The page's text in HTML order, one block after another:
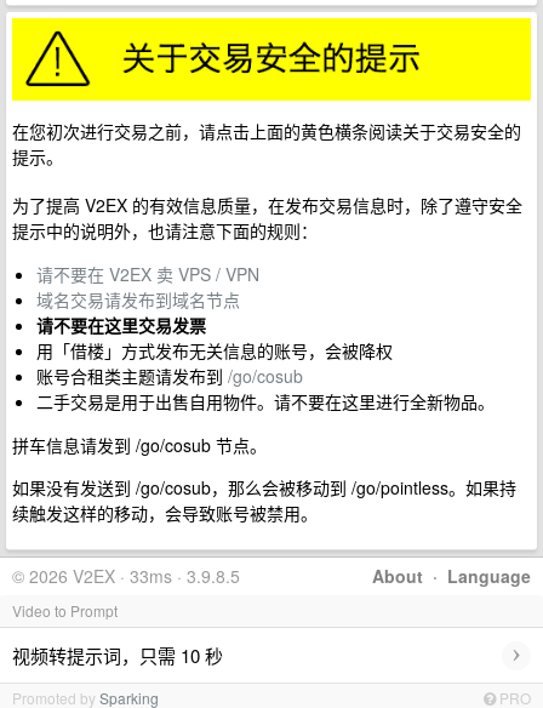
在您初次进行交易之前，请点击上面的黄色横条阅读关于交易安全的
提示。
为了提高 V2EX 的有效信息质量，在发布交易信息时，除了遵守安全
提示中的说明外，也请注意下面的规则：
请不要在 V2EX 卖 VPS / VPN
域名交易请发布到域名节点
请不要在这里交易发票
用「借楼」方式发布无关信息的账号，会被降权
账号合租类主题请发布到 /go/cosub
二手交易是用于出售自用物件。请不要在这里进行全新物品。
拼车信息请发到 /go/cosub 节点。
如果没有发送到 /go/cosub，那么会被移动到 /go/pointless。如果持
续触发这样的移动，会导致账号被禁用。
About · Language
© 2026 V2EX · 33ms · 3.9.8.5
Video to Prompt
视频转提示词，只需 10 秒 ›
Promoted bySparking PRO